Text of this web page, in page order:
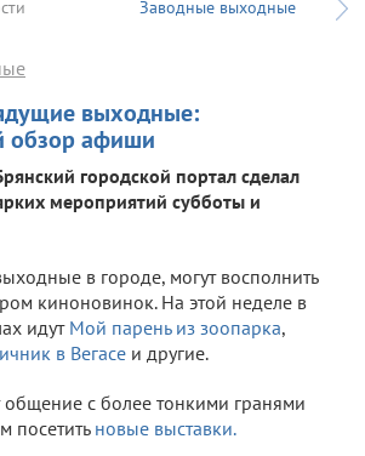
Заводные выходные
выходные:
обзор афиши
городской портал сделал
мероприятий субботы и
в городе, могут восполнить
киноновинок. На этой неделе в
идут Мой парень из зоопарка,
в Вегасе и другие.
общение с более тонкими гранями
посетить новые выставки.